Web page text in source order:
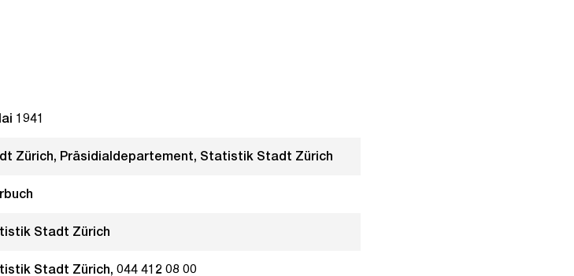
1941
Zürich, Präsidialdepartement, Statistik Stadt Zürich
Stadt Zürich
Stadt Zürich, 044 412 08 00